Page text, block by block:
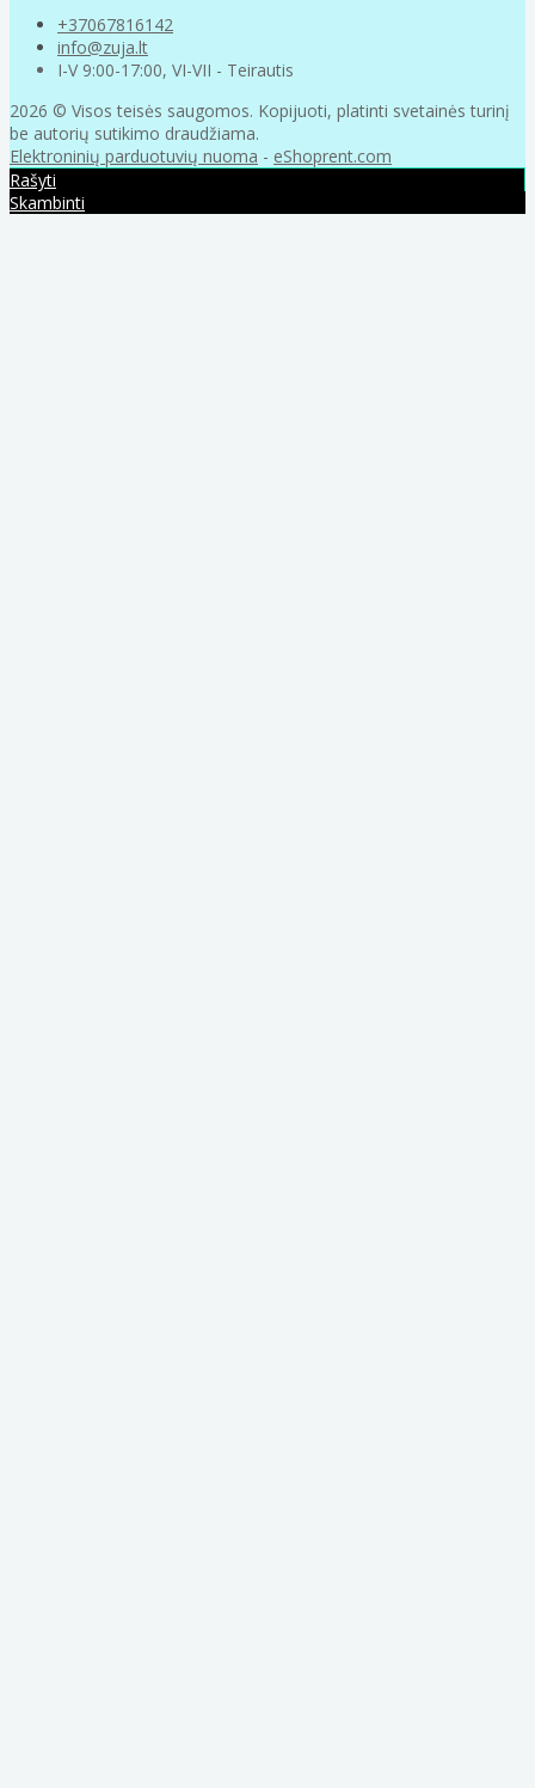
+37067816142
info@zuja.lt
I-V 9:00-17:00, VI-VII - Teirautis
2026 © Visos teisės saugomos. Kopijuoti, platinti svetainės turinį
be autorių sutikimo draudžiama.
Elektroninių parduotuvių nuoma - eShoprent.com
Rašyti
Skambinti